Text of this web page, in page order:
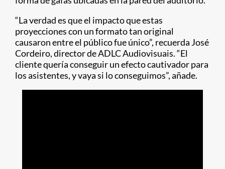
“La verdad es que el impacto que estas
proyecciones con un formato tan original
causaron entre el público fue único”, recuerda José
Cordeiro, director de ADLC Audiovisuais. “El
cliente quería conseguir un efecto cautivador para
los asistentes, y vaya si lo conseguimos”, añade.